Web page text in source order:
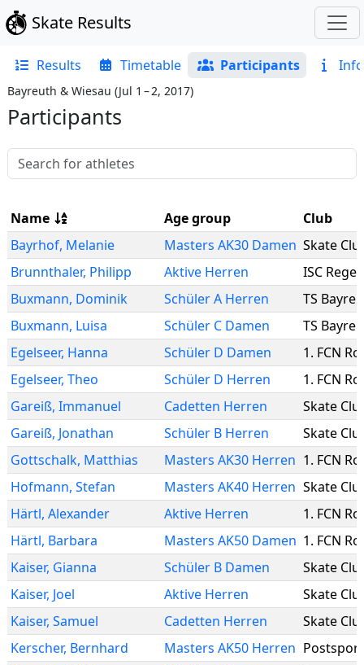
Skate Results
Results Timetable Participants Info
Bayreuth & Wiesau (Jul 1 – 2, 2017)
Participants
Name Age group
Club
Bayrhof, Melanie Masters AK30 Damen Skate
Brunnthaler, Philipp Aktive Herren
ISC
Buxmann, Dominik Schüler A Herren
TS
Buxmann, Luisa Schüler C Damen
TS
Egelseer, Hanna Schüler D Damen
1. FCN
Egelseer, Theo Schüler D Herren
1. FCN
Gareiß, Immanuel Cadetten Herren
Skate
Gareiß, Jonathan Schüler B Herren
Skate
Gottschalk, Matthias Masters AK30 Herren 1. FCN
Hofmann, Stefan Masters AK40 Herren Skate
Härtl, Alexander Aktive Herren
1. FCN
Härtl, Barbara Masters AK50 Damen 1. FCN
Kaiser, Gianna Schüler B Damen
Skate
Kaiser, Joel Aktive Herren
Skate
Kaiser, Samuel Cadetten Herren
Skate
Kerscher, Bernhard Masters AK50 Herren